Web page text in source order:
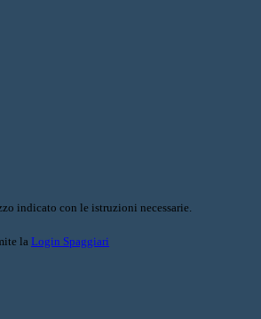
indicato con le istruzioni necessarie.
la Login Spaggiari